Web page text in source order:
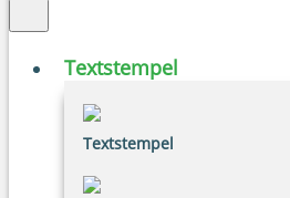
Textstempel
Textstempel